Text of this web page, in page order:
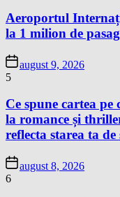
Aeroportul
la 1 milion de
august 9, 2026
5
Ce spune cartea
la romance și
reflecta starea ta
august 8, 2026
6